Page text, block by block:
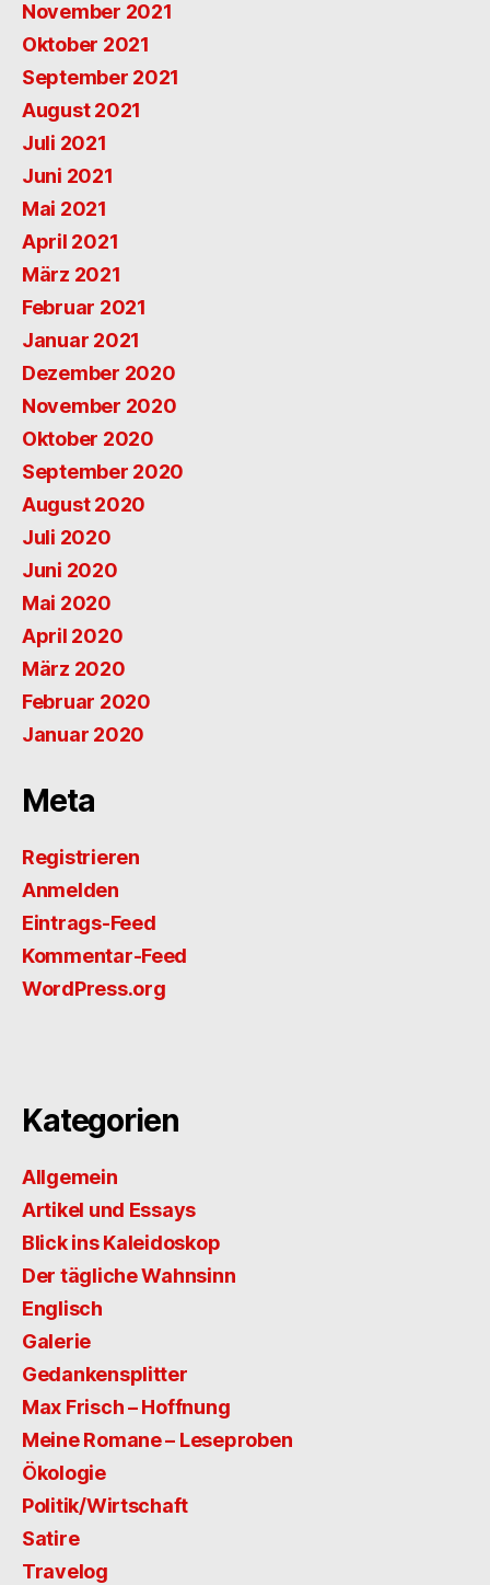
November 2021
Oktober 2021
September 2021
August 2021
Juli 2021
Juni 2021
Mai 2021
April 2021
März 2021
Februar 2021
Januar 2021
Dezember 2020
November 2020
Oktober 2020
September 2020
August 2020
Juli 2020
Juni 2020
Mai 2020
April 2020
März 2020
Februar 2020
Januar 2020
Meta
Registrieren
Anmelden
Eintrags-Feed
Kommentar-Feed
WordPress.org
Kategorien
Allgemein
Artikel und Essays
Blick ins Kaleidoskop
Der tägliche Wahnsinn
Englisch
Galerie
Gedankensplitter
Max Frisch – Hoffnung
Meine Romane – Leseproben
Ökologie
Politik/Wirtschaft
Satire
Travelog